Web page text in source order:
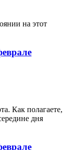
на этот
Как полагаете,
дня